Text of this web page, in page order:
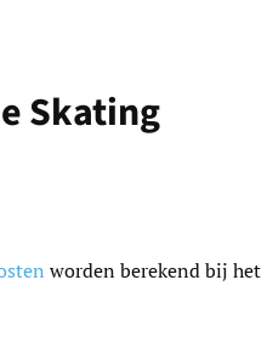
Skating
worden berekend bij het